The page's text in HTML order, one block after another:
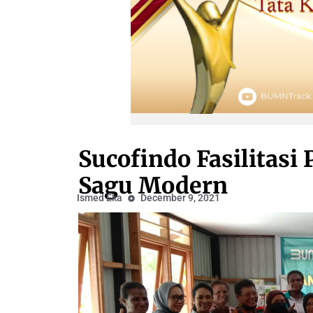
Sucofindo Fasilitasi
Sagu Modern
Ismed Eka December 9, 2021